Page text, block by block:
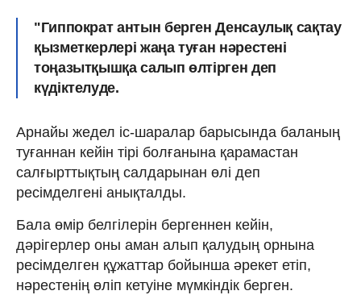
"Гиппократ антын берген Денсаулық сақтау
қызметкерлері жаңа туған нәрестені
тоңазытқышқа салып өлтірген деп
күдіктелуде.
Арнайы жедел іс-шаралар барысында баланың
туғаннан кейін тірі болғанына қарамастан
салғырттықтың салдарынан өлі деп
ресімделгені анықталды.
Бала өмір белгілерін бергеннен кейін,
дәрігерлер оны аман алып қалудың орнына
ресімделген құжаттар бойынша әрекет етіп,
нәрестенің өліп кетуіне мүмкіндік берген.